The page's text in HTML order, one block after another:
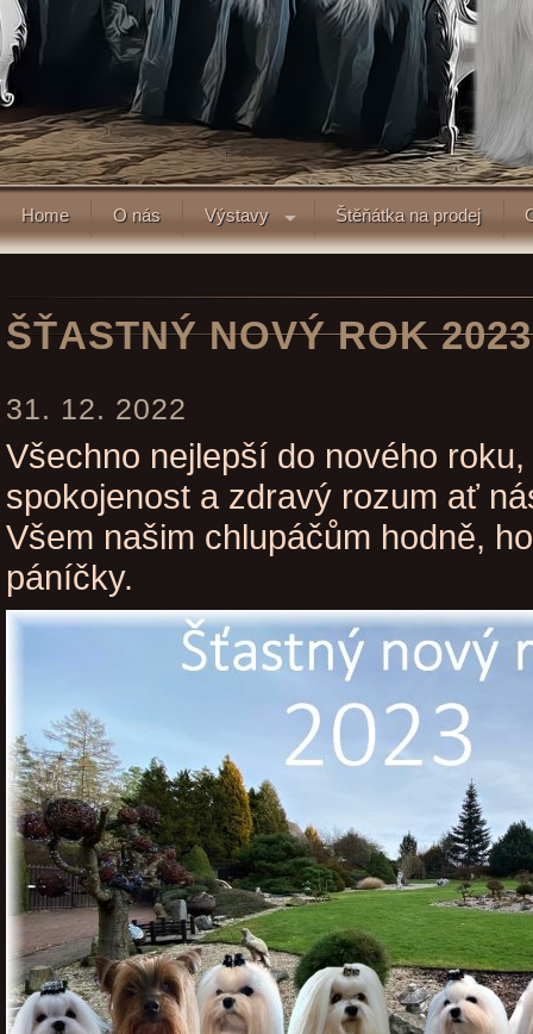
Home O nás Výstavy Štěňátka na prodej
ŠŤASTNÝ NOVÝ ROK 2023
31. 12. 2022
Všechno nejlepší do nového
spokojenost a zdravý rozum ať
Všem našim chlupáčům hodně,
páníčky.